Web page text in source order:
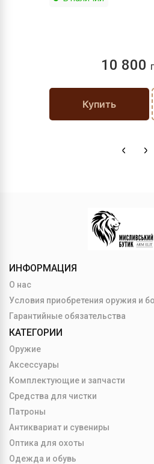
10 800
Купить
ИНФОРМАЦИЯ
О нас
Условия приобретения оружия и
Гарантийные обязательства
КАТЕГОРИИ
Оружие
Аксессуары
Комплектующие и запчасти
Средства для чистки
Патроны
Антиквариат и сувениры
Оптика для охоты
Одежда и обувь